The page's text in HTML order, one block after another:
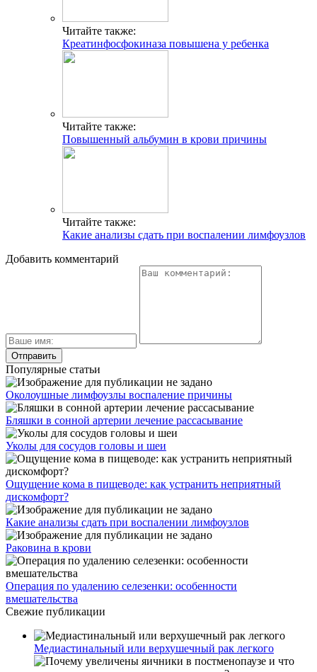
Читайте также:
Креатинфосфокиназа повышена у ребенка
Читайте также:
Повышенный альбумин в крови причины
Читайте также:
Какие анализы сдать при воспалении лимфоузлов
Добавить комментарий
Популярные статьи
Околоушные лимфоузлы воспаление причины
Бляшки в сонной артерии лечение рассасывание
Уколы для сосудов головы и шеи
Ощущение кома в пищеводе: как устранить неприятный
дискомфорт?
Какие анализы сдать при воспалении лимфоузлов
Раковина в крови
Операция по удалению селезенки: особенности
вмешательства
Свежие публикации
Медиастинальный или верхушечный рак легкого